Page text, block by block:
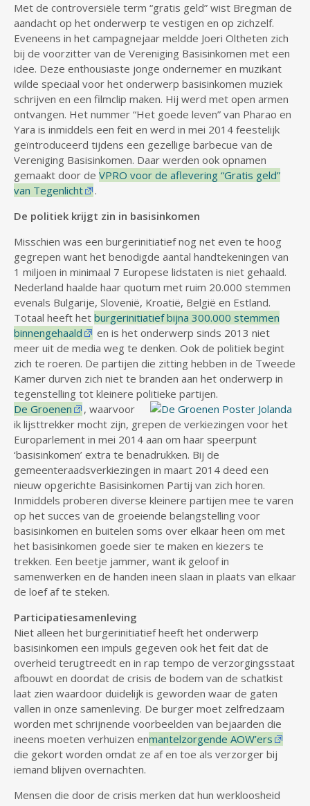
Met de controversiële term “gratis geld” wist Bregman de
aandacht op het onderwerp te vestigen en op zichzelf.
Eveneens in het campagnejaar meldde Joeri Oltheten zich
bij de voorzitter van de Vereniging Basisinkomen met een
idee. Deze enthousiaste jonge ondernemer en muzikant
wilde speciaal voor het onderwerp basisinkomen muziek
schrijven en een filmclip maken. Hij werd met open armen
ontvangen. Het nummer “Het goede leven” van Pharao en
Yara is inmiddels een feit en werd in mei 2014 feestelijk
geïntroduceerd tijdens een gezellige barbecue van de
Vereniging Basisinkomen. Daar werden ook opnamen
gemaakt door de VPRO voor de aflevering “Gratis geld”
van Tegenlicht
.
De politiek krijgt zin in basisinkomen
Misschien was een burgerinitiatief nog net even te hoog
gegrepen want het benodigde aantal handtekeningen van
1 miljoen in minimaal 7 Europese lidstaten is niet gehaald.
Nederland haalde haar quotum met ruim 20.000 stemmen
evenals Bulgarije, Slovenië, Kroatië, België en Estland.
Totaal heeft het burgerinitiatief bijna 300.000 stemmen
binnengehaald
en is het onderwerp sinds 2013 niet
meer uit de media weg te denken. Ook de politiek begint
zich te roeren. De partijen die zitting hebben in de Tweede
Kamer durven zich niet te branden aan het onderwerp in
tegenstelling tot kleinere politieke partijen.
De Groenen
, waarvoor
ik lijsttrekker mocht zijn, grepen de verkiezingen voor het
Europarlement in mei 2014 aan om haar speerpunt
‘basisinkomen’ extra te benadrukken. Bij de
gemeenteraadsverkiezingen in maart 2014 deed een
nieuw opgerichte Basisinkomen Partij van zich horen.
Inmiddels proberen diverse kleinere partijen mee te varen
op het succes van de groeiende belangstelling voor
basisinkomen en buitelen soms over elkaar heen om met
het basisinkomen goede sier te maken en kiezers te
trekken. Een beetje jammer, want ik geloof in
samenwerken en de handen ineen slaan in plaats van elkaar
de loef af te steken.
Participatiesamenleving
Niet alleen het burgerinitiatief heeft het onderwerp
basisinkomen een impuls gegeven ook het feit dat de
overheid terugtreedt en in rap tempo de verzorgingsstaat
afbouwt en doordat de crisis de bodem van de schatkist
laat zien waardoor duidelijk is geworden waar de gaten
vallen in onze samenleving. De burger moet zelfredzaam
worden met schrijnende voorbeelden van bejaarden die
ineens moeten verhuizen enmantelzorgende AOW’ers
die gekort worden omdat ze af en toe als verzorger bij
iemand blijven overnachten.
Mensen die door de crisis merken dat hun werkloosheid